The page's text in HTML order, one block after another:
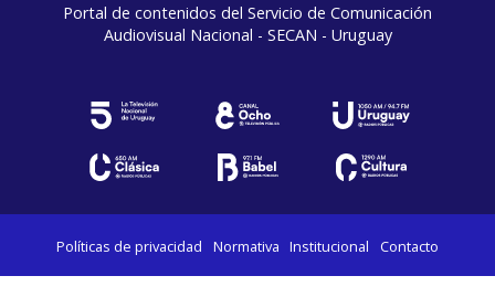
Portal de contenidos del Servicio de Comunicación
Audiovisual Nacional - SECAN - Uruguay
Políticas de privacidad Normativa Institucional Contacto